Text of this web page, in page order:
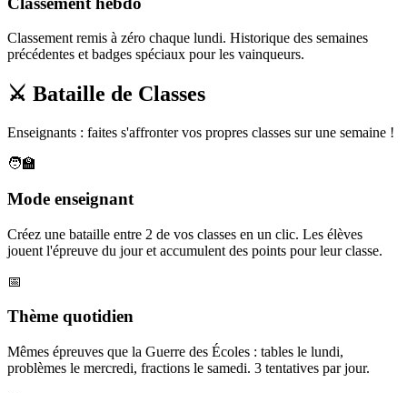
Classement remis à zéro chaque lundi. Historique des semaines
précédentes et badges spéciaux pour les vainqueurs.
⚔️ Bataille de Classes
Enseignants : faites s'affronter vos propres classes sur une semaine !
🧑‍🏫
Mode enseignant
Créez une bataille entre 2 de vos classes en un clic. Les élèves
jouent l'épreuve du jour et accumulent des points pour leur classe.
📅
Thème quotidien
Mêmes épreuves que la Guerre des Écoles : tables le lundi,
problèmes le mercredi, fractions le samedi. 3 tentatives par jour.